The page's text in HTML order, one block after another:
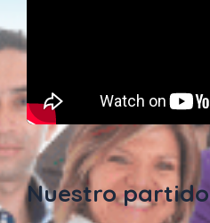
Nuestro partido